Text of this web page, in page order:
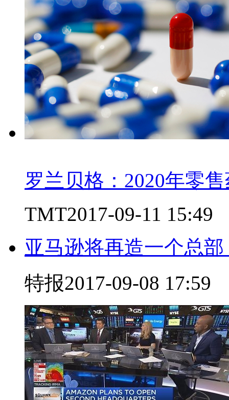
罗兰贝格：2020年零
TMT2017-09-11 15:49
亚马逊将再造一个总
特报2017-09-08 17:59